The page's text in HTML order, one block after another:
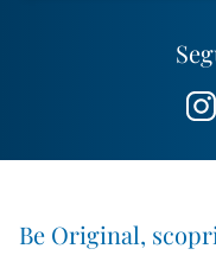
Be Original,